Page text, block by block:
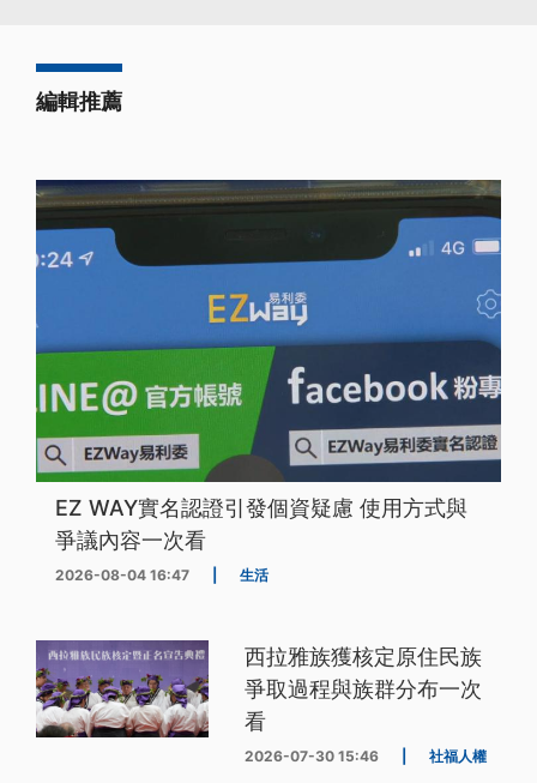
編輯推薦
EZ WAY實名認證引發個資疑慮 使用方式與
爭議內容一次看
2026-08-04 16:47 生活
西拉雅族獲核定原住民族
爭取過程與族群分布一次
看
2026-07-30 15:46 社福人權